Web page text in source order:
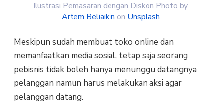
Ilustrasi Pemasaran dengan Diskon Photo by
Artem Beliaikin on Unsplash
Meskipun sudah membuat toko online dan
memanfaatkan media sosial, tetap saja seorang
pebisnis tidak boleh hanya menunggu datangnya
pelanggan namun harus melakukan aksi agar
pelanggan datang.